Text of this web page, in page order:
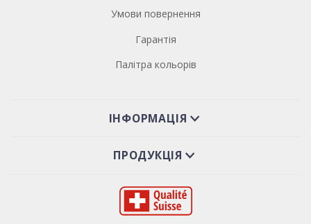
Умови повернення
Гарантія
Палітра кольорів
ІНФОРМАЦІЯ
ПРОДУКЦІЯ